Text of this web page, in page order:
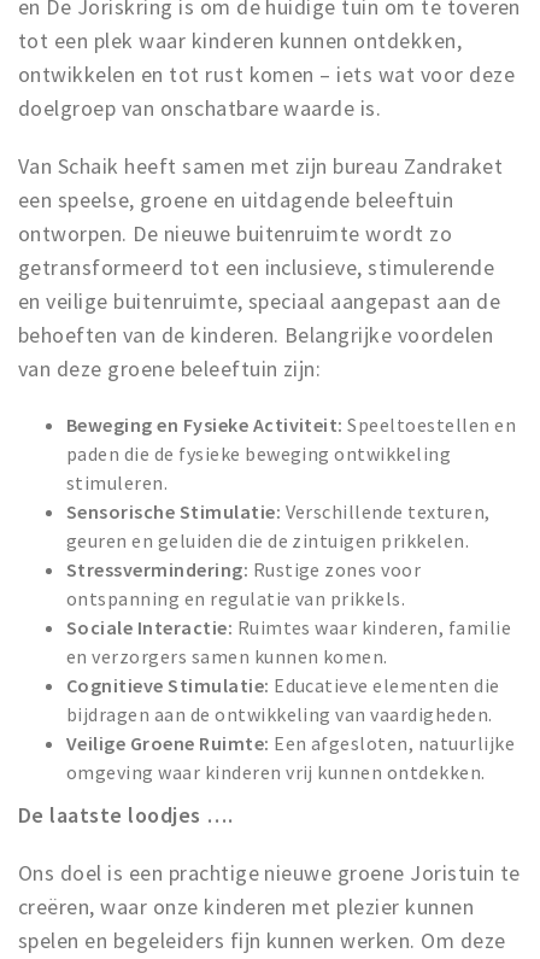
en De Joriskring is om de huidige tuin om te toveren
tot een plek waar kinderen kunnen ontdekken,
ontwikkelen en tot rust komen – iets wat voor deze
doelgroep van onschatbare waarde is.
Van Schaik heeft samen met zijn bureau Zandraket
een speelse, groene en uitdagende beleeftuin
ontworpen. De nieuwe buitenruimte wordt zo
getransformeerd tot een inclusieve, stimulerende
en veilige buitenruimte, speciaal aangepast aan de
behoeften van de kinderen. Belangrijke voordelen
van deze groene beleeftuin zijn:
Beweging en Fysieke Activiteit: Speeltoestellen en
paden die de fysieke beweging ontwikkeling
stimuleren.
Sensorische Stimulatie: Verschillende texturen,
geuren en geluiden die de zintuigen prikkelen.
Stressvermindering: Rustige zones voor
ontspanning en regulatie van prikkels.
Sociale Interactie: Ruimtes waar kinderen, familie
en verzorgers samen kunnen komen.
Cognitieve Stimulatie: Educatieve elementen die
bijdragen aan de ontwikkeling van vaardigheden.
Veilige Groene Ruimte: Een afgesloten, natuurlijke
omgeving waar kinderen vrij kunnen ontdekken.
De laatste loodjes ….
Ons doel is een prachtige nieuwe groene Joristuin te
creëren, waar onze kinderen met plezier kunnen
spelen en begeleiders fijn kunnen werken. Om deze